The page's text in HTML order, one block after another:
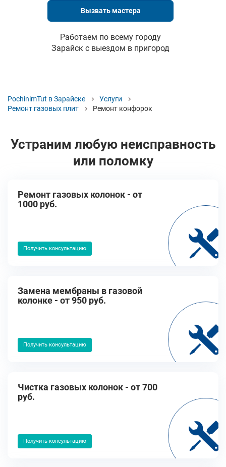
Вызвать мастера
Работаем по всему городу
Зарайск с выездом в пригород
PochinimTut в Зарайске
Услуги
Ремонт газовых плит
Ремонт конфорок
Устраним любую неисправность
или поломку
Ремонт газовых колонок - от
1000 руб.
Получить консультацию
Замена мембраны в газовой
колонке - от 950 руб.
Получить консультацию
Чистка газовых колонок - от 700
руб.
Получить консультацию